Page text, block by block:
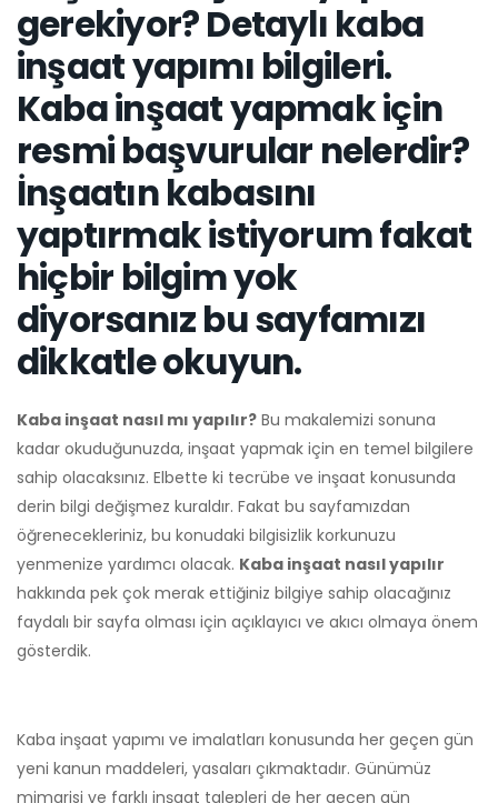
gerekiyor? Detaylı kaba
inşaat yapımı bilgileri.
Kaba inşaat yapmak için
resmi başvurular nelerdir?
İnşaatın kabasını
yaptırmak istiyorum fakat
hiçbir bilgim yok
diyorsanız bu sayfamızı
dikkatle okuyun.
Kaba inşaat nasıl mı yapılır? Bu makalemizi sonuna
kadar okuduğunuzda, inşaat yapmak için en temel bilgilere
sahip olacaksınız. Elbette ki tecrübe ve inşaat konusunda
derin bilgi değişmez kuraldır. Fakat bu sayfamızdan
öğrenecekleriniz, bu konudaki bilgisizlik korkunuzu
yenmenize yardımcı olacak. Kaba inşaat nasıl yapılır
hakkında pek çok merak ettiğiniz bilgiye sahip olacağınız
faydalı bir sayfa olması için açıklayıcı ve akıcı olmaya önem
gösterdik.
Kaba inşaat yapımı ve imalatları konusunda her geçen gün
yeni kanun maddeleri, yasaları çıkmaktadır. Günümüz
mimarisi ve farklı inşaat talepleri de her geçen gün